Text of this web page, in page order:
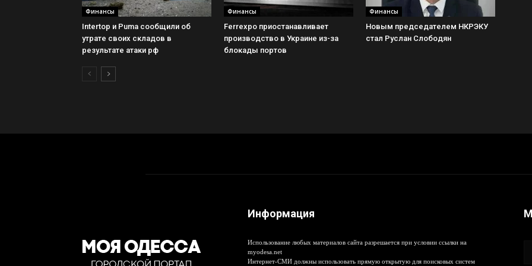
Финансы
Intertop и Puma сообщили об
утрате своих складов в
результате атаки рф
Финансы
Ferrexpo приостанавливает
производство в Украине из-за
блокады портов
Финансы
Новым председателем НКРЭКУ
стал Руслан Слободян
Информация
Использование любых материалов сайта разрешается при условии ссылки на
myodesa.net
Интернет-СМИ должны использовать прямую открытую для поисковых систем